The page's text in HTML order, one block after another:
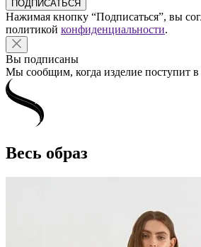
Нажимая кнопку “Подписаться”, вы
политикой конфиденциальности.
Вы подписаны
Мы сообщим, когда изделие поступит
Весь образ